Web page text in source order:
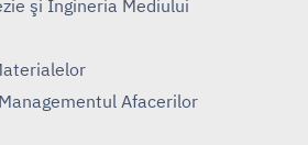
şi Ingineria Mediului
Afacerilor